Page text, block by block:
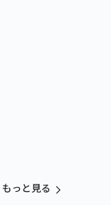
もっと見る